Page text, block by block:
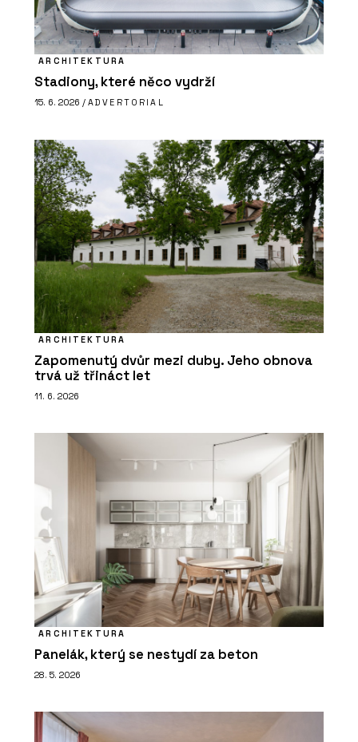
ARCHITEKTURA
Stadiony, které něco vydrží
15. 6. 2026 / ADVERTORIAL
ARCHITEKTURA
Zapomenutý dvůr mezi duby. Jeho obnova
trvá už třináct let
11. 6. 2026
ARCHITEKTURA
Panelák, který se nestydí za beton
28. 5. 2026